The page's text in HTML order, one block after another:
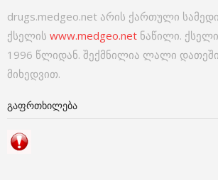
drugs.medgeo.net არის ქართული
ქსელის www.medgeo.net ნაწილი.
1996 წლიდან. შექმნილია ლალი
მიხედვით.
ᲒᲐᲤᲠᲗᲮᲘᲚᲔᲑᲐ